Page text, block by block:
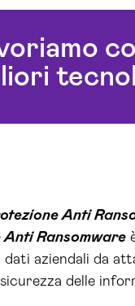
Anti
Anti Ransomware
aziendali da
delle